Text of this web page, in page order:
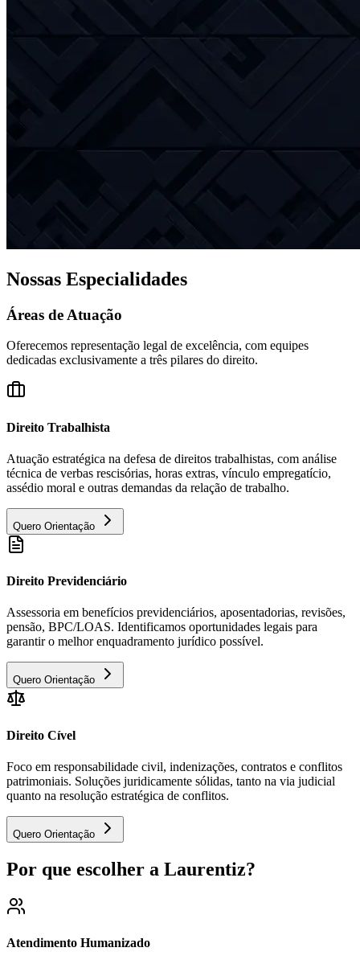
Nossas Especialidades
Áreas de Atuação
Oferecemos representação legal de excelência, com equipes
dedicadas exclusivamente a três pilares do direito.
Direito Trabalhista
Atuação estratégica na defesa de direitos trabalhistas, com análise
técnica de verbas rescisórias, horas extras, vínculo empregatício,
assédio moral e outras demandas da relação de trabalho.
Quero Orientação
Direito Previdenciário
Assessoria em benefícios previdenciários, aposentadorias, revisões,
pensão, BPC/LOAS. Identificamos oportunidades legais para
garantir o melhor enquadramento jurídico possível.
Quero Orientação
Direito Cível
Foco em responsabilidade civil, indenizações, contratos e conflitos
patrimoniais. Soluções juridicamente sólidas, tanto na via judicial
quanto na resolução estratégica de conflitos.
Quero Orientação
Por que escolher a Laurentiz?
Atendimento Humanizado